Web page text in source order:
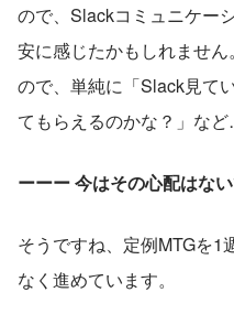
ので、Slackコミュニケー
安に感じたかもしれませ
ので、単純に「Slack見て
てもらえるのかな？」な
ーーー 今はその心配はな
そうですね、定例MTGを1
なく進めています。